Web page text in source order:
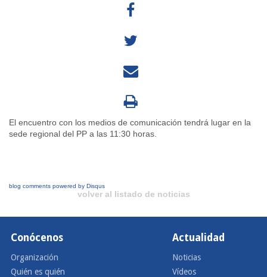
El encuentro con los medios de comunicación tendrá lugar en la
sede regional del PP a las 11:30 horas.
blog comments powered by Disqus
volver al listado de noticias
Conócenos
Organización
Quién es quién
Actualidad
Noticias
Vídeos